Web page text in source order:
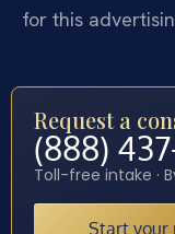
for this
Request a
(888)
Toll-free intake ·
Start your